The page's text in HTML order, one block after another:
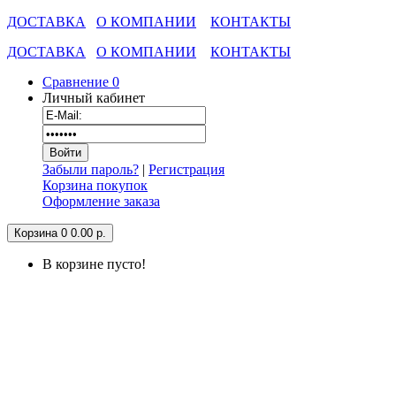
ДОСТАВКА О КОМПАНИИ
КОНТАКТЫ
ДОСТАВКА
О КОМПАНИИ
КОНТАКТЫ
Сравнение 0
Личный кабинет
Забыли пароль? | Регистрация
Корзина покупок
Оформление заказа
Корзина 0 0.00 р.
В корзине пусто!